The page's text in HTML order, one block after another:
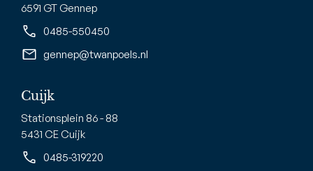
6591 GT Gennep
0485-550450
gennep@twanpoels.nl
Cuijk
Stationsplein 86 - 88
5431 CE Cuijk
0485-319220